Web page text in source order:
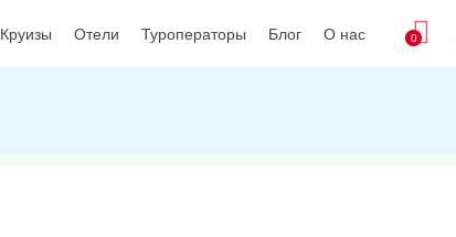
0
Круизы Отели Туроператоры Блог О нас